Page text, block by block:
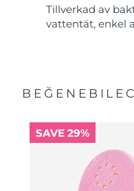
Tillverkad av
vattentät, enkel
SAVE 29%